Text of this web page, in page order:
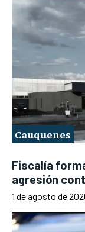
Cauquenes
Fiscalía
agresión
1 de agosto de